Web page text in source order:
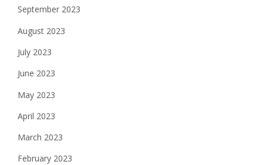
September 2023
August 2023
July 2023
June 2023
May 2023
April 2023
March 2023
February 2023